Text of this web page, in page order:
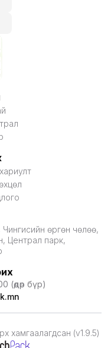
өргөн чөлөө,
Централ парк,
(өдөр бүр)
хамгаалагдсан (v1.9.5)